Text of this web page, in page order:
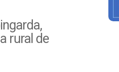
rural de